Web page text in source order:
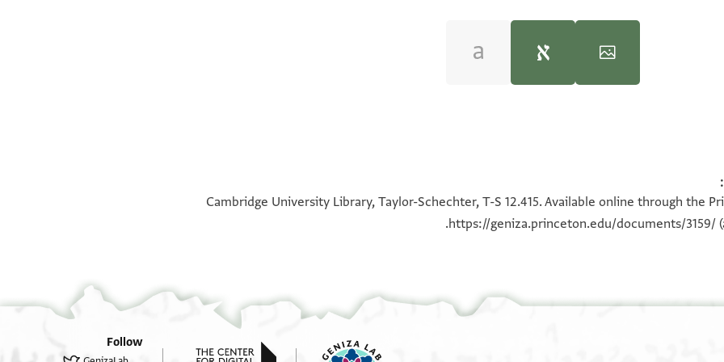
100%
Cambridge University Library, Taylor-Schechter, T-S 12.415. Available online through the
https://geniza.princeton.edu/documents/3159/
Follow